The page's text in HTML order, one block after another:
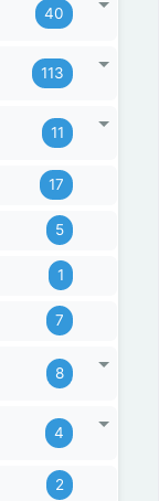
40
113
11
17
5
1
7
8
4
2